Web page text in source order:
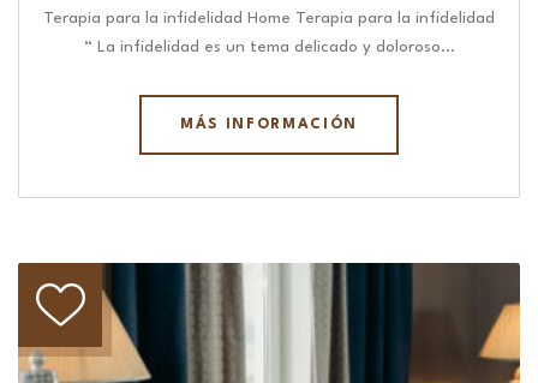
Terapia para la infidelidad Home Terapia para la infidelidad
“ La infidelidad es un tema delicado y doloroso…
MÁS INFORMACIÓN